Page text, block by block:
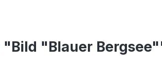
"Blauer